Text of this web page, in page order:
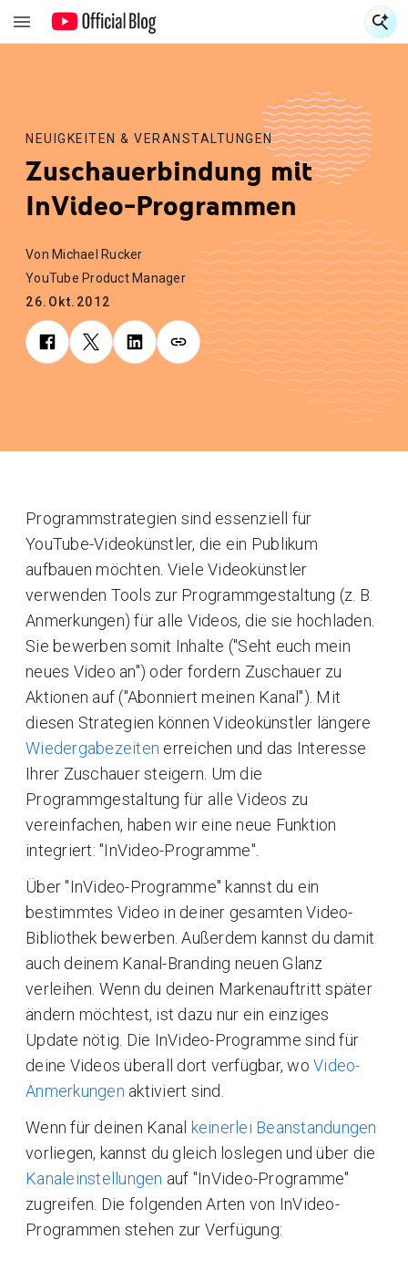
NEUIGKEITEN & VERANSTALTUNGEN
Zuschauerbindung mit
InVideo-Programmen
Von Michael Rucker
YouTube Product Manager
26.Okt.2012
Programmstrategien sind essenziell für
YouTube-Videokünstler, die ein Publikum
aufbauen möchten. Viele Videokünstler
verwenden Tools zur Programmgestaltung (z. B.
Anmerkungen) für alle Videos, die sie hochladen.
Sie bewerben somit Inhalte ("Seht euch mein
neues Video an") oder fordern Zuschauer zu
Aktionen auf ("Abonniert meinen Kanal"). Mit
diesen Strategien können Videokünstler längere
Wiedergabezeiten erreichen und das Interesse
Ihrer Zuschauer steigern. Um die
Programmgestaltung für alle Videos zu
vereinfachen, haben wir eine neue Funktion
integriert: "InVideo-Programme".
Über "InVideo-Programme" kannst du ein
bestimmtes Video in deiner gesamten Video-
Bibliothek bewerben. Außerdem kannst du damit
auch deinem Kanal-Branding neuen Glanz
verleihen. Wenn du deinen Markenauftritt später
ändern möchtest, ist dazu nur ein einziges
Update nötig. Die InVideo-Programme sind für
deine Videos überall dort verfügbar, wo Video-
Anmerkungen aktiviert sind.
Wenn für deinen Kanal keinerlei Beanstandungen
vorliegen, kannst du gleich loslegen und über die
Kanaleinstellungen auf "InVideo-Programme"
zugreifen. Die folgenden Arten von InVideo-
Programmen stehen zur Verfügung: